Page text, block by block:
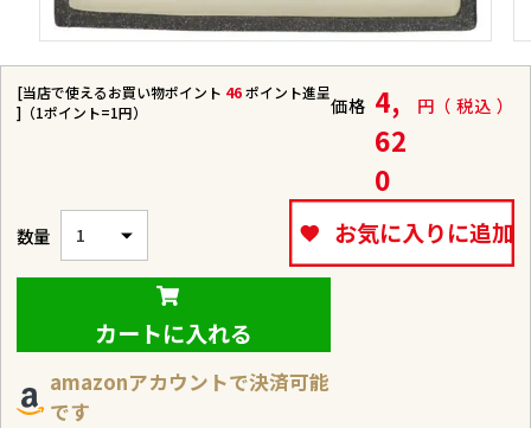
[当店で使えるお買い物ポイント 46ポイント進呈
]（1ポイント=1円）
価格 4,
62
0
税込
お気に入りに追加
カートに入れる
amazonアカウントで決済可能
です